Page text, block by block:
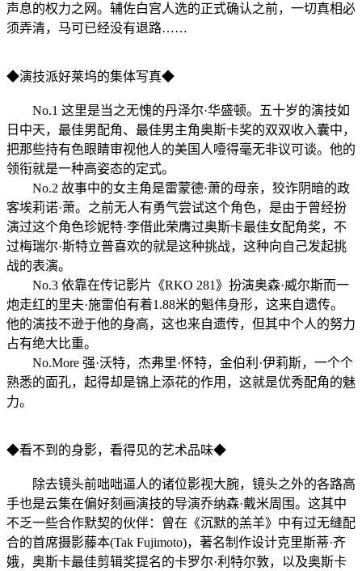
声息的权力之网。辅佐白宫人选的正式确认之前，一切真相必
须弄清，马可已经没有退路……
◆演技派好莱坞的集体写真◆
No.1 这里是当之无愧的丹泽尔·华盛顿。五十岁的演技如
日中天，最佳男配角、最佳男主角奥斯卡奖的双双收入囊中，
把那些持有色眼睛审视他人的美国人噎得毫无非议可谈。他的
领衔就是一种高姿态的定式。
No.2 故事中的女主角是雷蒙德·萧的母亲，狡诈阴暗的政
客埃莉诺·萧。之前无人有勇气尝试这个角色，是由于曾经扮
演过这个角色珍妮特·李借此荣膺过奥斯卡最佳女配角奖，不
过梅瑞尔·斯特立普喜欢的就是这种挑战，这种向自己发起挑
战的表演。
No.3 依靠在传记影片《RKO 281》扮演奥森·威尔斯而一
炮走红的里夫·施雷伯有着1.88米的魁伟身形，这来自遗传。
他的演技不逊于他的身高，这也来自遗传，但其中个人的努力
占有绝大比重。
No.More 强·沃特，杰弗里·怀特，金伯利·伊莉斯，一个个
熟悉的面孔，起得却是锦上添花的作用，这就是优秀配角的魅
力。
◆看不到的身影，看得见的艺术品味◆
除去镜头前咄咄逼人的诸位影视大腕，镜头之外的各路高
手也是云集在偏好刻画演技的导演乔纳森·戴米周围。这其中
不乏一些合作默契的伙伴：曾在《沉默的羔羊》中有过无缝配
合的首席摄影藤本(Tak Fujimoto)，著名制作设计克里斯蒂·齐
娥，奥斯卡最佳剪辑奖提名的卡罗尔·利特尔敦，以及奥斯卡